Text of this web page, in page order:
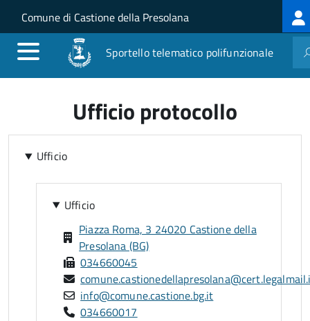
Salta al contenuto principale
Skip to site navigation
Comune di Castione della Presolana
Sportello telematico polifunzionale
Ufficio protocollo
Ufficio
Ufficio
Piazza Roma, 3 24020 Castione della
Presolana (BG)
034660045
info@comune.castione.bg.it
034660017